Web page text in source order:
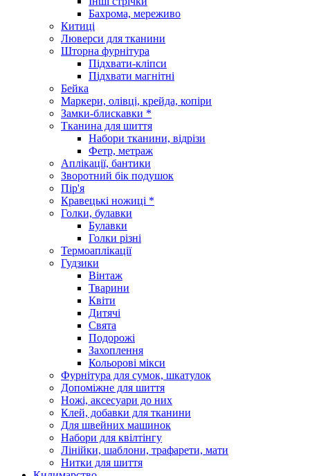
Бахрома, мереживо
Китиці
Люверси для тканини
Шторна фурнітура
Підхвати-кліпси
Підхвати магнітні
Бейка
Маркери, олівці, крейда, копіри
Замки-блискавки *
Тканина для шиття
Набори тканини, відрізи
Фетр, метраж
Аплікації, бантики
Зворотний бік подушок
Пір'я
Кравецькі ножиці *
Голки, булавки
Булавки
Голки різні
Термоаплікації
Гудзики
Вінтаж
Тварини
Квіти
Дитячі
Свята
Подорожі
Захоплення
Кольорові мікси
Фурнітура для сумок, шкатулок
Допоміжне для шиття
Ножі, аксесуари до них
Клей, добавки для тканини
Для швейних машинок
Набори для квілтінгу
Лінійки, шаблони, трафарети, мати
Нитки для шиття